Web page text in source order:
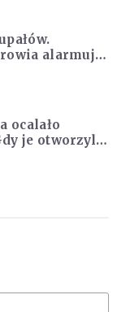
alarmuje
z czerwca
ocalało
je otworzyli,
chleba